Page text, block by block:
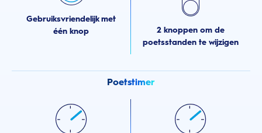
Gebruiksvriendelijk met
één knop
2 knoppen om de
poetsstanden te wijzigen
Poetstimer